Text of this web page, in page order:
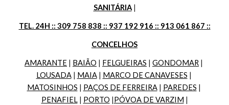
SANITÁRIA |
TEL. 24H :: 309 758 838 :: 937 192 916 :: 913 061 867 ::
CONCELHOS
AMARANTE | BAIÃO | FELGUEIRAS | GONDOMAR
LOUSADA | MAIA | MARCO DE CANAVESES
MATOSINHOS | PAÇOS DE FERREIRA | PAREDES
PENAFIEL | PORTO |PÓVOA DE VARZIM |